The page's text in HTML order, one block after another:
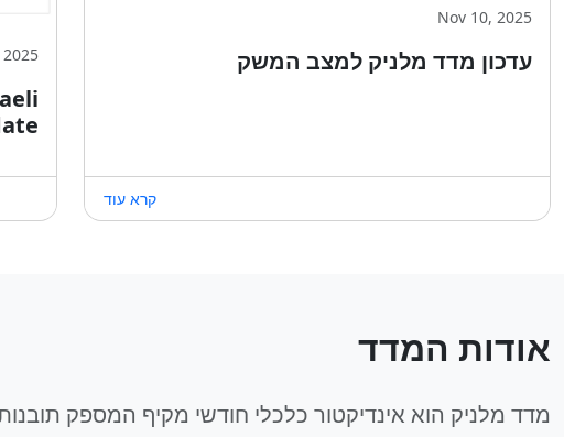
Nov 10, 2025
עדכון מדד מלניק למצב המשק
קרא עוד
2025
אודות המדד
מדד מלניק הוא אינדיקטור כלכלי חודשי מקיף המספק